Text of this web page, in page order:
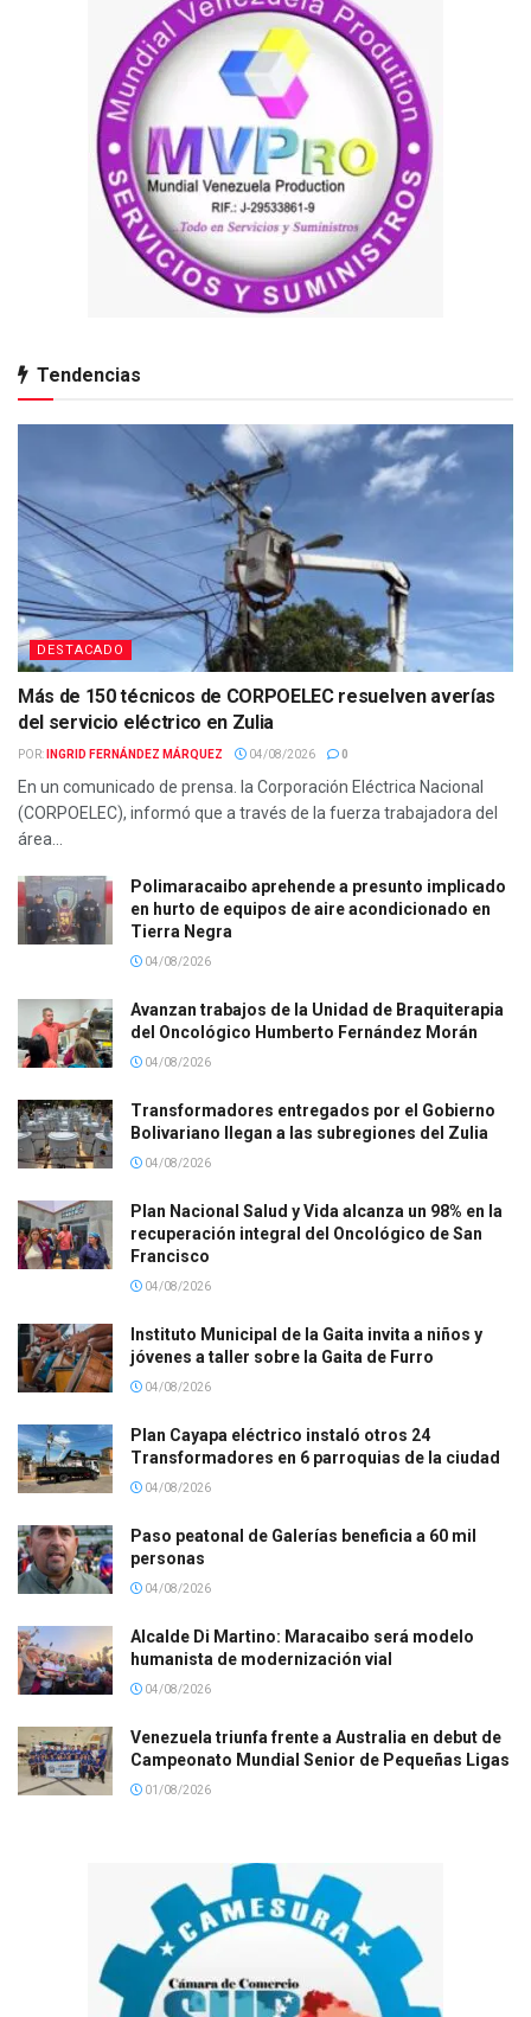
Tendencias
DESTACADO
Más de 150 técnicos de CORPOELEC resuelven averías
del servicio eléctrico en Zulia
POR: INGRID FERNÁNDEZ MÁRQUEZ 04/08/2026 0
En un comunicado de prensa. la Corporación Eléctrica Nacional
(CORPOELEC), informó que a través de la fuerza trabajadora del
área...
Polimaracaibo aprehende a presunto implicado
en hurto de equipos de aire acondicionado en
Tierra Negra
04/08/2026
Avanzan trabajos de la Unidad de Braquiterapia
del Oncológico Humberto Fernández Morán
04/08/2026
Transformadores entregados por el Gobierno
Bolivariano llegan a las subregiones del Zulia
04/08/2026
Plan Nacional Salud y Vida alcanza un 98% en la
recuperación integral del Oncológico de San
Francisco
04/08/2026
Instituto Municipal de la Gaita invita a niños y
jóvenes a taller sobre la Gaita de Furro
04/08/2026
Plan Cayapa eléctrico instaló otros 24
Transformadores en 6 parroquias de la ciudad
04/08/2026
Paso peatonal de Galerías beneficia a 60 mil
personas
04/08/2026
Alcalde Di Martino: Maracaibo será modelo
humanista de modernización vial
04/08/2026
Venezuela triunfa frente a Australia en debut de
Campeonato Mundial Senior de Pequeñas Ligas
01/08/2026